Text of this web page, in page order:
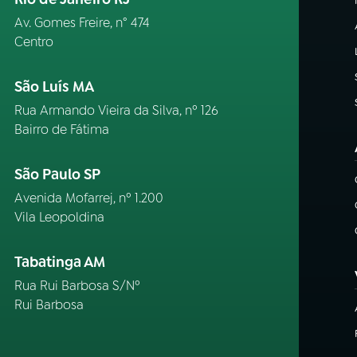
Av. Gomes Freire, n° 474
Centro
São Luís MA
Rua Armando Vieira da Silva, nº 126
Bairro de Fátima
São Paulo SP
Avenida Mofarrej, nº 1.200
Vila Leopoldina
Tabatinga AM
Rua Rui Barbosa S/Nº
Rui Barbosa